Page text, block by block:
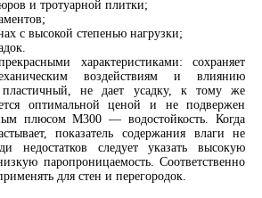
и тротуарной плитки;
с высокой степенью нагрузки;
характеристиками: сохраняет
воздействиям и влиянию
не дает усадку, к тому же
оптимальной ценой и не подвержен
плюсом М300 — водостойкость. Когда
показатель содержания влаги не
недостатков следует указать высокую
паропроницаемость. Соответственно
для стен и перегородок.